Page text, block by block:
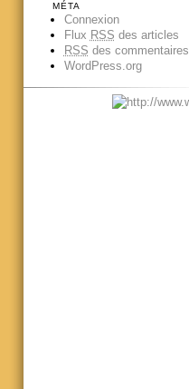
MÉTA
Connexion
Flux RSS des articles
RSS des commentaires
WordPress.org